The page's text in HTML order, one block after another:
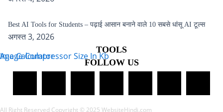
Best AI Tools for Students – पढ़ाई आसान बनाने वाले 10 सबसे धांसू AI टूल्स
अगस्त 3, 2026
TOOLS
Age Calculator
Image Compressor Size In Kb
FOLLOW US
All Right Reserved Copyright © 2025 WebsiteHindi.com